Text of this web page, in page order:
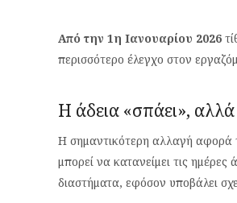
Από την 1η Ιανουαρίου 2026
περισσότερο έλεγχο στον
Η άδεια «σπάει», αλλά
Η σημαντικότερη αλλαγή αφορά
μπορεί να κατανείμει τις
διαστήματα, εφόσον υποβάλει